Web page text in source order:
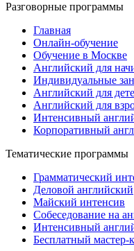
Разговорные программы
Главная
Онлайн-обучение
Обучение в Москве
Английский для
Индивидуальные
Английский для
Английский для
Интенсивный
Корпоративный
Тематические программы
Грамматический
Деловой английский
Майский интенсив
Собеседование на
Интенсивный
Бесплатный мастер-